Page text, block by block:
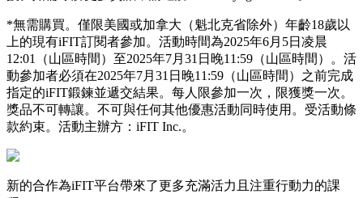
*無需購買。僅限美國或加拿大（魁北克省除外）年齡18歲以
上的現有iFIT訂閱者參加。活動時間為2025年6月5日凌晨
12:01（山區時間）至2025年7月31日晚11:59（山區時間）。活
動參加者必須在2025年7月31日晚11:59（山區時間）之前完成
指定的iFIT鍛鍊並遞交結果。每人限參加一次，限獲獎一次。
獎品不可轉讓。不可與任何其他優惠活動同時使用。受活動條
款約束。活動主辦方：iFIT Inc.。
新的合作為iFIT平台帶來了更多充滿活力且注重行動力的課